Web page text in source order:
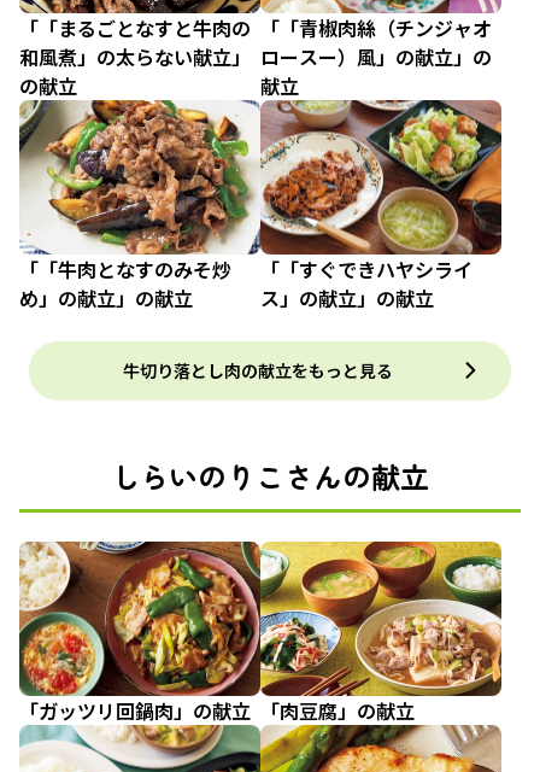
「「まるごとなすと牛肉の
和風煮」の太らない献立」
の献立
「「青椒肉絲（チンジャオ
ロースー）風」の献立」の
献立
「「牛肉となすのみそ炒
め」の献立」の献立
「「すぐできハヤシライ
ス」の献立」の献立
牛切り落とし肉の献立をもっと見る
しらいのりこさんの献立
「ガッツリ回鍋肉」の献立 「肉豆腐」の献立